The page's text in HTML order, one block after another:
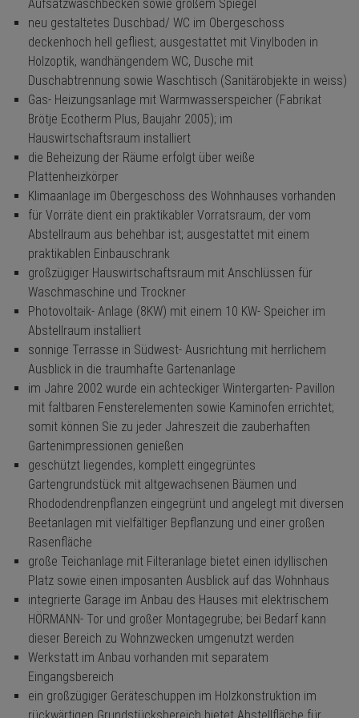
Aufsatzwaschbecken sowie großem Spiegel
neu gestaltetes Duschbad/ WC im Obergeschoss
deckenhoch hell gefliest; ausgestattet mit Vinylboden in
Holzoptik, wandhängendem WC, Dusche mit
Duschabtrennung sowie Waschtisch (Sanitärobjekte in weiss)
Gas- Heizungsanlage mit Warmwasserspeicher (Fabrikat
Brötje Ecotherm Plus, Baujahr 2005); im
Hauswirtschaftsraum installiert
die Beheizung der Räume erfolgt über weiße
Plattenheizkörper
Klimaanlage im Obergeschoss des Wohnhauses vorhanden
für Vorräte dient ein praktikabler Vorratsraum, der vom
Abstellraum aus behehbar ist; ausgestattet mit einem
praktikablen Einbauschrank
großzügiger Hauswirtschaftsraum mit Anschlüssen für
Waschmaschine und Trockner
Photovoltaik- Anlage (8KW) mit einem 10 KW- Speicher im
Abstellraum installiert
sonnige Terrasse in Südwest- Ausrichtung mit herrlichem
Ausblick in die traumhafte Gartenanlage
im Jahre 2002 wurde ein achteckiger Wintergarten- Pavillon
mit faltbaren Fensterelementen sowie Kaminofen errichtet;
somit können Sie zu jeder Jahreszeit die zauberhaften
Gartenimpressionen genießen
geschützt liegendes, komplett eingegrüntes
Gartengrundstück mit altgewachsenen Bäumen und
Rhododendrenpflanzen eingegrünt und angelegt mit diversen
Beetanlagen mit vielfältiger Bepflanzung und einer großen
Rasenfläche
große Teichanlage mit Filteranlage bietet einen idyllischen
Platz sowie einen imposanten Ausblick auf das Wohnhaus
integrierte Garage im Anbau des Hauses mit elektrischem
HÖRMANN- Tor und großer Montagegrube; bei Bedarf kann
dieser Bereich zu Wohnzwecken umgenutzt werden
Werkstatt im Anbau vorhanden mit separatem
Eingangsbereich
ein großzügiger Geräteschuppen im Holzkonstruktion im